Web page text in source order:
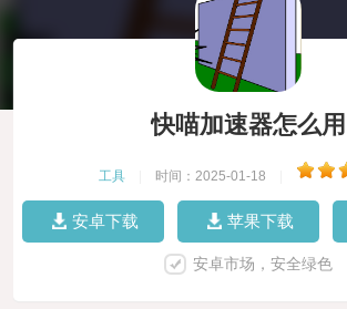
快喵加速器怎么用
工具 时间：2025-01-18
安卓下载 苹果下载
安卓市场，安全绿色